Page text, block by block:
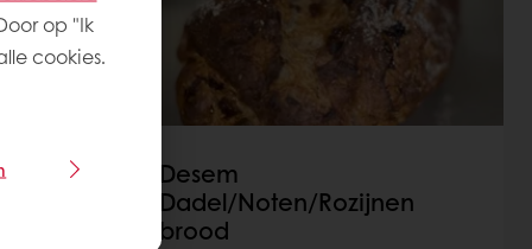
Desem
Dadel/Noten/Rozijnen
brood
op "Ik
cookies.